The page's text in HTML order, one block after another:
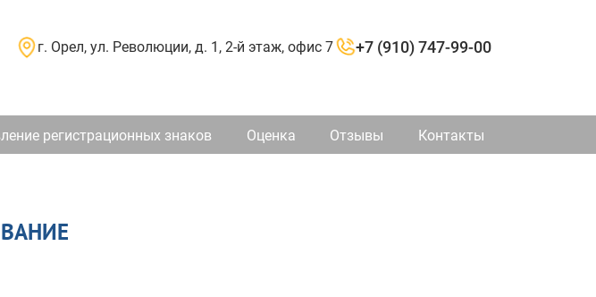
г. Орел, ул. Революции, д. 1, 2-й этаж, офис 7 +7 (910) 747-99-00
регистрационных знаков Оценка Отзывы Контакты